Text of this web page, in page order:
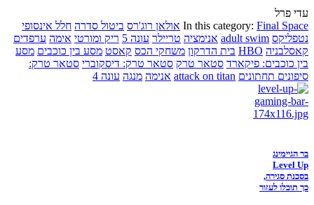
עדי פרל
In this category: Final Space אולאן רוג'רס ביטול סדרה חלל אינסופי
נטפליקס adult swim אנימציה טריילר עונה 5 ריק ומורטי אימה ערפדים
קאסלבניה HBO בית הדרקון משחקי הכס קאסט מסע בין כוכבים מסע
בין כוכבים: פיקארד סטאר טרק סטאר טרק: דיסקוברי סטאר טרק:
סיפונים תחתונים attack on titan אנימה מנגה עונה 4
בר הגיימינג
Level Up
בסכנת סגירה,
כך תוכלו לעזור